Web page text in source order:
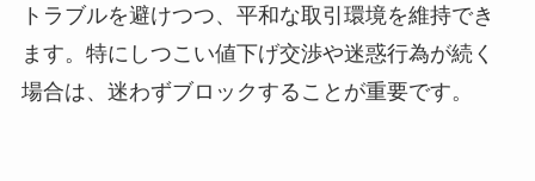
トラブルを避けつつ、平和な取引環境を維持でき
ます。特にしつこい値下げ交渉や迷惑行為が続く
場合は、迷わずブロックすることが重要です。